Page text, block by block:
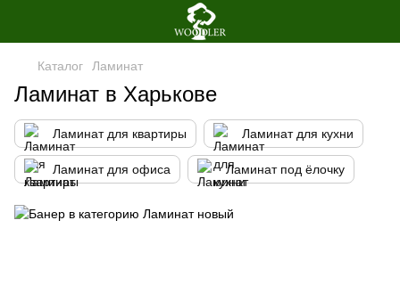
Каталог Ламинат
Ламинат в Харькове
Ламинат для квартиры Ламинат для кухни
Ламинат для офиса Ламинат под ёлочку